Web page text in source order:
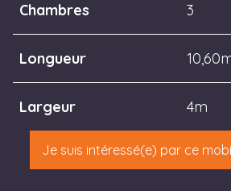
Chambres 3
Longueur
Largeur 4m
Je suis intéressé(e) par ce